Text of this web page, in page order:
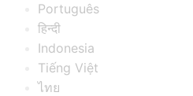
Português
हिन्दी
Indonesia
Tiếng Việt
ไทย